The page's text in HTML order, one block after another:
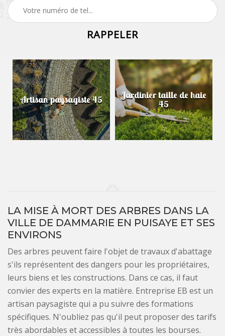
Artisan paysagiste 45 Jardinier taille de haie
45
LA MISE À MORT DES ARBRES DANS LA
VILLE DE DAMMARIE EN PUISAYE ET SES
ENVIRONS
Des arbres peuvent faire l'objet de travaux d'abattage
s'ils représentent des dangers pour les propriétaires,
leurs biens et les constructions. Dans ce cas, il faut
convier des experts en la matière. Entreprise EB est un
artisan paysagiste qui a pu suivre des formations
spécifiques. N'oubliez pas qu'il peut proposer des tarifs
très abordables et accessibles à toutes les bourses.